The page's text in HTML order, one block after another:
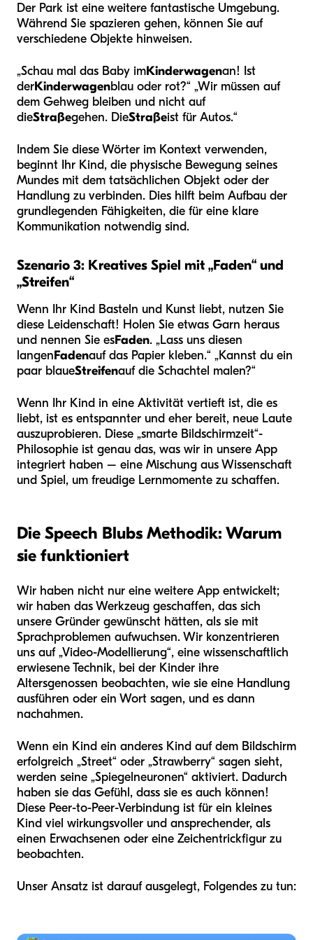
Der Park ist eine weitere fantastische Umgebung.
Während Sie spazieren gehen, können Sie auf
verschiedene Objekte hinweisen.
„Schau mal das Baby imKinderwagenan! Ist
derKinderwagenblau oder rot?“ „Wir müssen auf
dem Gehweg bleiben und nicht auf
dieStraßegehen. DieStraßeist für Autos.“
Indem Sie diese Wörter im Kontext verwenden,
beginnt Ihr Kind, die physische Bewegung seines
Mundes mit dem tatsächlichen Objekt oder der
Handlung zu verbinden. Dies hilft beim Aufbau der
grundlegenden Fähigkeiten, die für eine klare
Kommunikation notwendig sind.
Szenario 3: Kreatives Spiel mit „Faden“ und
„Streifen“
Wenn Ihr Kind Basteln und Kunst liebt, nutzen Sie
diese Leidenschaft! Holen Sie etwas Garn heraus
und nennen Sie esFaden. „Lass uns diesen
langenFadenauf das Papier kleben.“ „Kannst du ein
paar blaueStreifenauf die Schachtel malen?“
Wenn Ihr Kind in eine Aktivität vertieft ist, die es
liebt, ist es entspannter und eher bereit, neue Laute
auszuprobieren. Diese „smarte Bildschirmzeit“-
Philosophie ist genau das, was wir in unsere App
integriert haben – eine Mischung aus Wissenschaft
und Spiel, um freudige Lernmomente zu schaffen.
Die Speech Blubs Methodik: Warum
sie funktioniert
Wir haben nicht nur eine weitere App entwickelt;
wir haben das Werkzeug geschaffen, das sich
unsere Gründer gewünscht hätten, als sie mit
Sprachproblemen aufwuchsen. Wir konzentrieren
uns auf „Video-Modellierung“, eine wissenschaftlich
erwiesene Technik, bei der Kinder ihre
Altersgenossen beobachten, wie sie eine Handlung
ausführen oder ein Wort sagen, und es dann
nachahmen.
Wenn ein Kind ein anderes Kind auf dem Bildschirm
erfolgreich „Street“ oder „Strawberry“ sagen sieht,
werden seine „Spiegelneuronen“ aktiviert. Dadurch
haben sie das Gefühl, dass sie es auch können!
Diese Peer-to-Peer-Verbindung ist für ein kleines
Kind viel wirkungsvoller und ansprechender, als
einen Erwachsenen oder eine Zeichentrickfigur zu
beobachten.
Unser Ansatz ist darauf ausgelegt, Folgendes zu tun: